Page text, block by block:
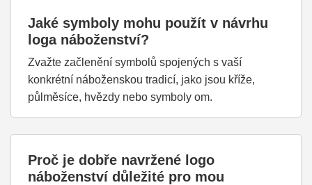
Jaké symboly mohu použít v návrhu
loga náboženství?
Zvažte začlenění symbolů spojených s vaší
konkrétní náboženskou tradicí, jako jsou kříže,
půlměsíce, hvězdy nebo symboly om.
Proč je dobře navržené logo
náboženství důležité pro mou